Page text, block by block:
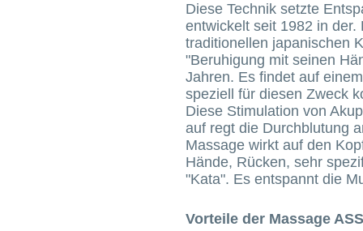
Diese Technik setzte
entwickelt seit 1982 in der.
traditionellen japanischen
"Beruhigung mit seinen
Jahren. Es findet auf
speziell für diesen Zweck
Diese Stimulation von
auf regt die Durchblutung
Massage wirkt auf den
Hände, Rücken, sehr
"Kata". Es entspannt die
Vorteile der Massage